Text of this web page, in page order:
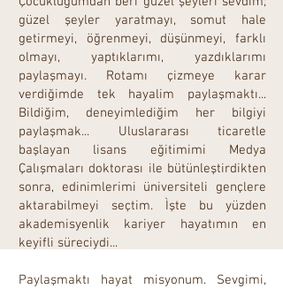
güzel şeyler yaratmayı, somut hale
getirmeyi, öğrenmeyi, düşünmeyi, farklı
olmayı, yaptıklarımı, yazdıklarımı
paylaşmayı. Rotamı çizmeye karar
verdiğimde tek hayalim paylaşmaktı...
Bildiğim, deneyimlediğim her bilgiyi
paylaşmak... Uluslararası ticaretle
başlayan lisans eğitimimi Medya
Çalışmaları doktorası ile bütünleştirdikten
sonra, edinimlerimi üniversiteli gençlere
aktarabilmeyi seçtim. Ìşte bu yüzden
akademisyenlik kariyer hayatımın en
keyifli süreciydi...
Paylaşmaktı hayat misyonum. Sevgimi,